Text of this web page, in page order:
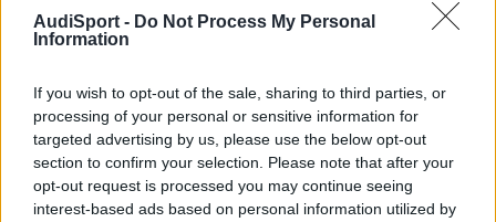
AudiSport - Do Not Process My Personal
Information
If you wish to opt-out of the sale, sharing to third parties, or
processing of your personal or sensitive information for
targeted advertising by us, please use the below opt-out
section to confirm your selection. Please note that after your
opt-out request is processed you may continue seeing
interest-based ads based on personal information utilized by
estirando el cable ( girando con la mano la pieza numero 2 )
y por ahí tienes que meterle "el potingue"
SALUDOS
Editado20 de Enero del 2011por NeverLander